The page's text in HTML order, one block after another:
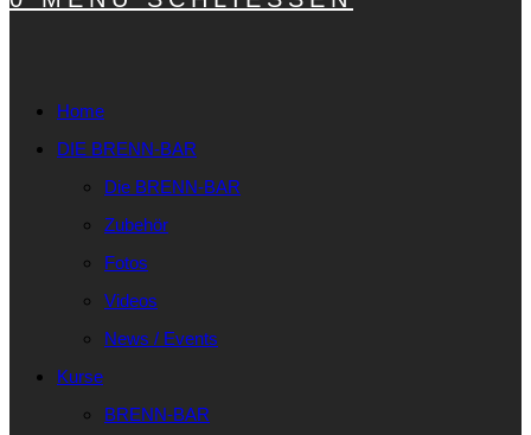
Home
DIE BRENN-BAR
Die BRENN-BAR
Zubehör
Fotos
Videos
News / Events
Kurse
BRENN-BAR